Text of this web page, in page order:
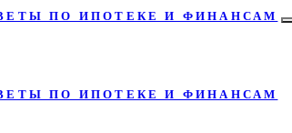
ПО ИПОТЕКЕ И ФИНАНСАМ
ПО ИПОТЕКЕ И ФИНАНСАМ